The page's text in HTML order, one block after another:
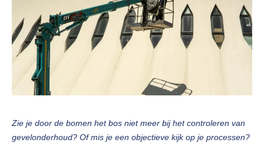
Zie je door de bomen het bos niet meer bij het controleren van
gevelonderhoud? Of mis je een objectieve kijk op je processen?